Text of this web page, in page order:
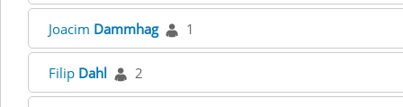
Joacim Dammhag 1
Filip Dahl 2